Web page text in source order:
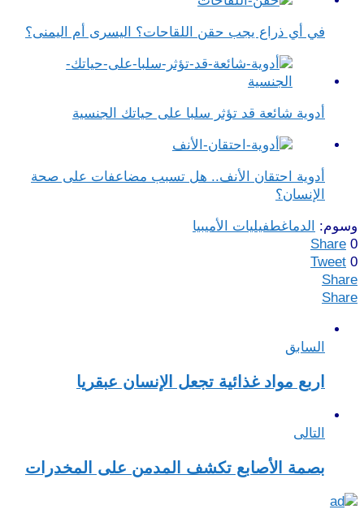
في أي ذراع يجب حقن اللقاحات؟ اليسرى أم اليمنى؟
أدوية شائعة قد تؤثر سلبا على حياتك الجنسية
أدوية احتقان الأنف.. هل تسبب مضاعفات على صحة
الإنسان؟
وسوم: الدماغطفيليات الأميبيا
Share 0
Tweet 0
Share
Share
السابق
اربع مواد غذائية تجعل الإنسان عبقريا
التالى
بصمة الأصابع تكشف المدمن على المخدرات